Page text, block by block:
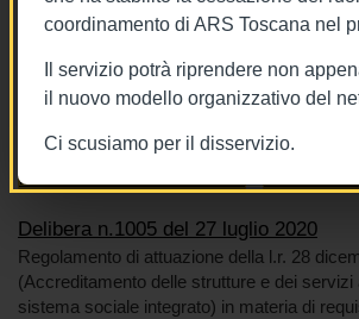
coordinamento di ARS Toscana nel
Il servizio potrà riprendere non
il nuovo modello organizzativo del
Ci scusiamo per il disservizio.
27/7/2020
Delibera n.1005 del 27
Tags Toscana
BURT Bollettino della
Residenze sanitarie assistenziali
Delibera n.1005 del 27 luglio 2020
Regolamento di attuazione della l.r. 28
(Accreditamento delle strutture e dei servizi
sistema sociale integrato) in materia di